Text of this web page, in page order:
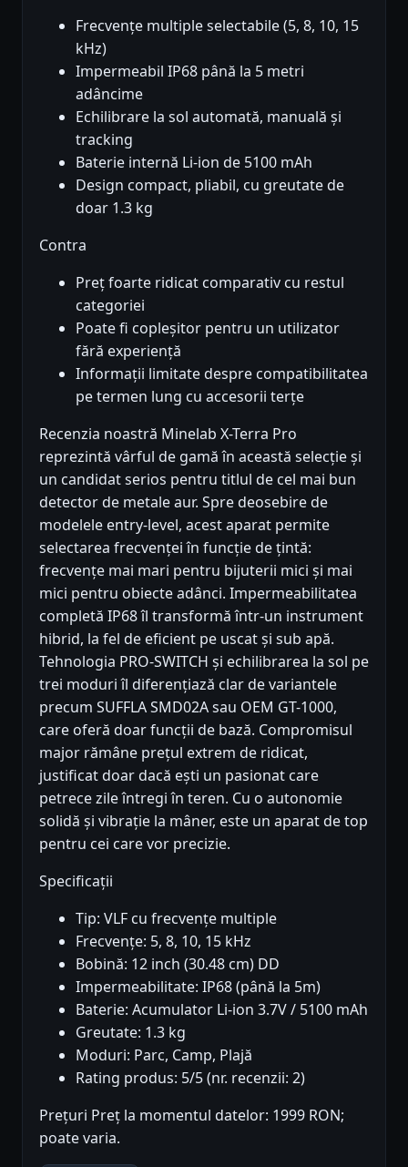
Frecvențe multiple selectabile (5, 8, 10, 15
kHz)
Impermeabil IP68 până la 5 metri
adâncime
Echilibrare la sol automată, manuală și
tracking
Baterie internă Li-ion de 5100 mAh
Design compact, pliabil, cu greutate de
doar 1.3 kg
Contra
Preț foarte ridicat comparativ cu restul
categoriei
Poate fi copleșitor pentru un utilizator
fără experiență
Informații limitate despre compatibilitatea
pe termen lung cu accesorii terțe
Recenzia noastră Minelab X-Terra Pro
reprezintă vârful de gamă în această selecție și
un candidat serios pentru titlul de cel mai bun
detector de metale aur. Spre deosebire de
modelele entry-level, acest aparat permite
selectarea frecvenței în funcție de țintă:
frecvențe mai mari pentru bijuterii mici și mai
mici pentru obiecte adânci. Impermeabilitatea
completă IP68 îl transformă într-un instrument
hibrid, la fel de eficient pe uscat și sub apă.
Tehnologia PRO-SWITCH și echilibrarea la sol pe
trei moduri îl diferențiază clar de variantele
precum SUFFLA SMD02A sau OEM GT-1000,
care oferă doar funcții de bază. Compromisul
major rămâne prețul extrem de ridicat,
justificat doar dacă ești un pasionat care
petrece zile întregi în teren. Cu o autonomie
solidă și vibrație la mâner, este un aparat de top
pentru cei care vor precizie.
Specificații
Tip: VLF cu frecvențe multiple
Frecvențe: 5, 8, 10, 15 kHz
Bobină: 12 inch (30.48 cm) DD
Impermeabilitate: IP68 (până la 5m)
Baterie: Acumulator Li-ion 3.7V / 5100 mAh
Greutate: 1.3 kg
Moduri: Parc, Camp, Plajă
Rating produs: 5/5 (nr. recenzii: 2)
Prețuri Preț la momentul datelor: 1999 RON;
poate varia.